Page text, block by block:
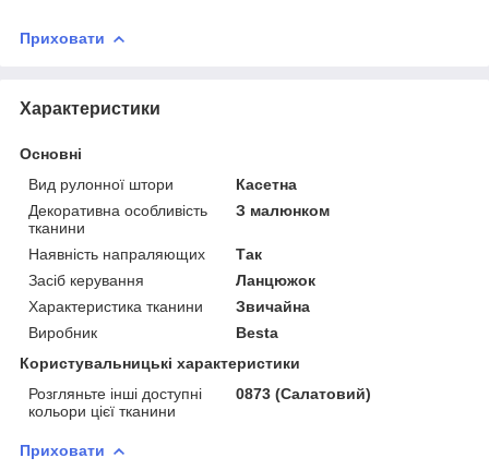
Приховати
Характеристики
Основні
Вид рулонної штори
Касетна
Декоративна особливість
тканини
З малюнком
Наявність напраляющих
Так
Засіб керування
Ланцюжок
Характеристика тканини
Звичайна
Виробник
Besta
Користувальницькі характеристики
Розгляньте інші доступні
кольори цієї тканини
0873 (Салатовий)
Приховати